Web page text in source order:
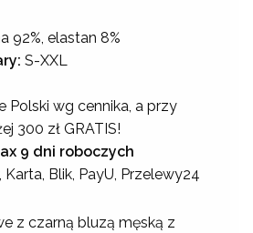
92%, elastan 8%
S-XXL
Polski wg cennika, a przy
300 zł GRATIS!
9 dni roboczych
Karta, Blik, PayU, Przelewy24
z czarną bluzą męską z